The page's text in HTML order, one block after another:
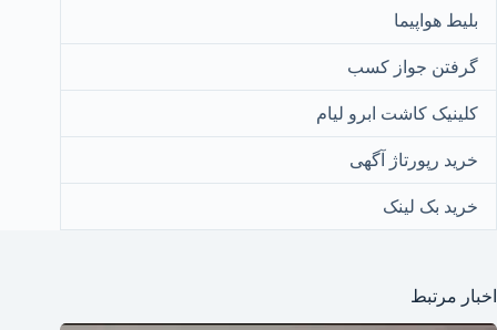
بلیط هواپیما
گرفتن جواز کسب
کلینیک کاشت ابرو لیام
خرید رپورتاژ آگهی
خرید بک لینک
اخبار مرتبط